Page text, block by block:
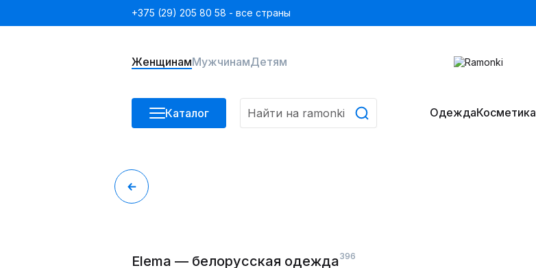
+375 (29) 205 80 58 - все страны
ЖенщинамМужчинамДетям
Каталог ОдеждаКосметика
Elema — белорусская одежда396